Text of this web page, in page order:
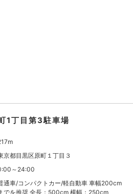
1丁目第3駐車場
京都目黒区原町１丁目３
～24:00
通車/コンパクトカー/軽自動車 車幅200cm
でを推奨 全長：500cm 横幅：250cm